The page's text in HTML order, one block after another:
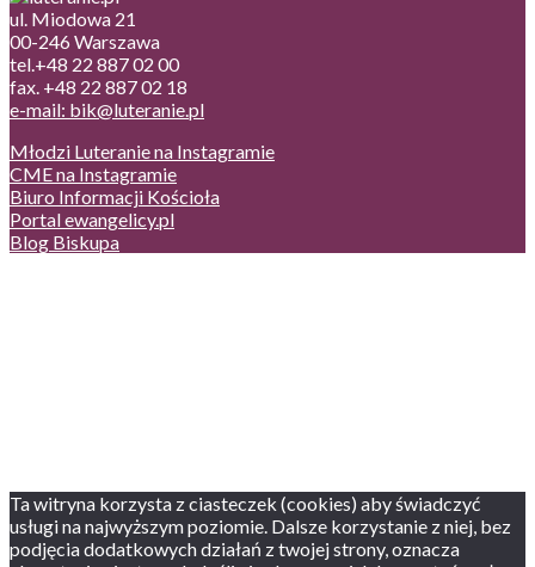
ul. Miodowa 21
00-246 Warszawa
tel.+48 22 887 02 00
fax. +48 22 887 02 18
e-mail: bik@luteranie.pl
Młodzi Luteranie na Instagramie
CME na Instagramie
Biuro Informacji Kościoła
Portal ewangelicy.pl
Blog Biskupa
Ta witryna korzysta z ciasteczek (cookies) aby świadczyć
usługi na najwyższym poziomie. Dalsze korzystanie z niej, bez
podjęcia dodatkowych działań z twojej strony, oznacza